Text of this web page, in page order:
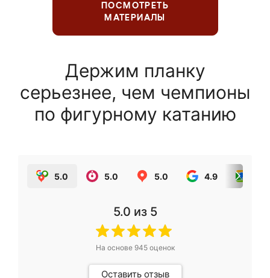
ПОСМОТРЕТЬ
МАТЕРИАЛЫ
Держим планку
серьезнее, чем чемпионы
по фигурному катанию
5.0 5.0 5.0 4.9
5.0 из 5
На основе 945оценок
Оставить отзыв